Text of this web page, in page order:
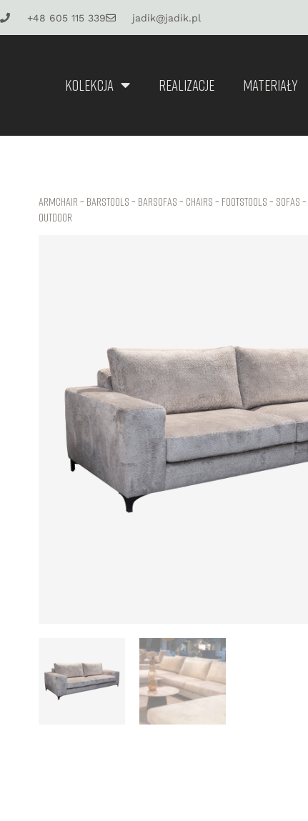
+48 605 115 339 jadik@jadik.pl
KOLEKCJA REALIZACJE MATERIAŁY
Armchair – Barstools – Barsofas – Chairs – Footstools – Sofas –
Outdoor